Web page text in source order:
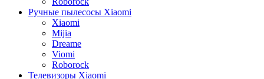
Ручные пылесосы Xiaomi
Xiaomi
Mijia
Dreame
Viomi
Roborock
Телевизоры Xiaomi